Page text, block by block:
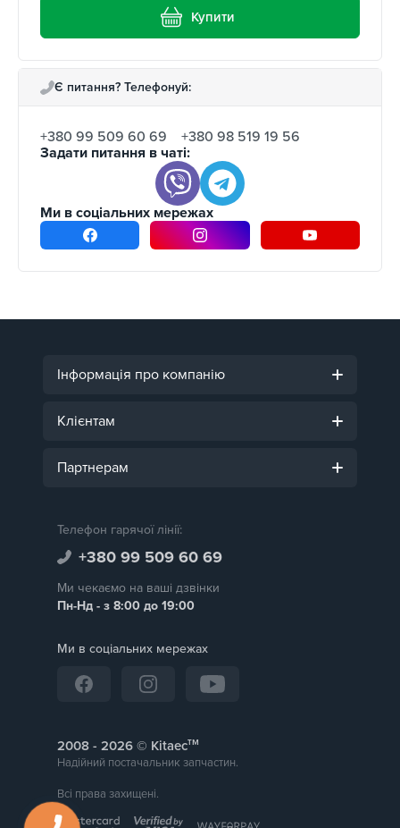
Купити
Є питання? Телефонуй:
+380 99 509 60 69
+380 98 519 19 56
Задати питання в чаті:
Ми в соціальних мережах
Інформація про компанію
Клієнтам
Партнерам
Телефон гарячої лінії:
+380 99 509 60 69
Ми чекаємо на ваші дзвінки
Пн-Нд - з 8:00 до 19:00
Ми в соціальних мережах
2008 - © Kitaecтм
Надійний постачальник запчастин.
Всі права захищені.